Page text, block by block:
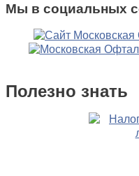
Мы в социальных
Полезно знать